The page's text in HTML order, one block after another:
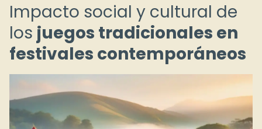
Impacto social y cultural de
los juegos tradicionales en
festivales contemporáneos